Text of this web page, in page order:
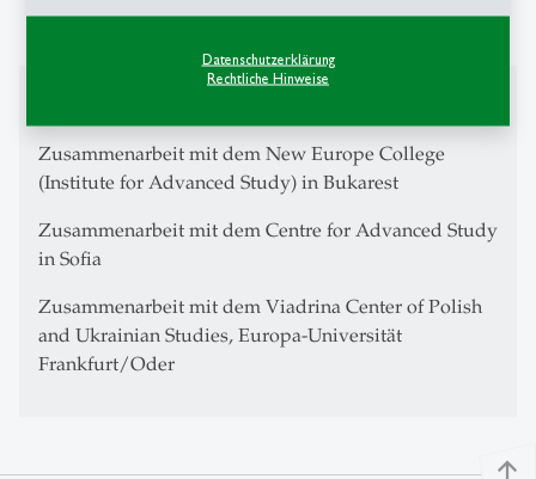
Datenschutzerklärung
Rechtliche Hinweise
Geschäftsführers
Zusammenarbeit mit dem New Europe College
(Institute for Advanced Study) in Bukarest
Zusammenarbeit mit dem Centre for Advanced Study
in Sofia
Zusammenarbeit mit dem Viadrina Center of Polish
and Ukrainian Studies, Europa-Universität
Frankfurt/Oder